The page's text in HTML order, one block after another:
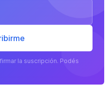
la suscripción. Podés